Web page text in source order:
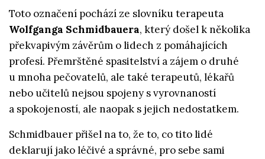
Toto označení pochází ze slovníku terapeuta
Wolfganga Schmidbauera, který došel k několika
překvapivým závěrům o lidech z pomáhajících
profesí. Přemrštěné spasitelství a zájem o druhé
u mnoha pečovatelů, ale také terapeutů, lékařů
nebo učitelů nejsou spojeny s vyrovnaností
a spokojeností, ale naopak s jejich nedostatkem.
Schmidbauer přišel na to, že to, co tito lidé
deklarují jako léčivé a správné, pro sebe sami